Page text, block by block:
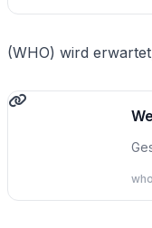
(WHO) wird